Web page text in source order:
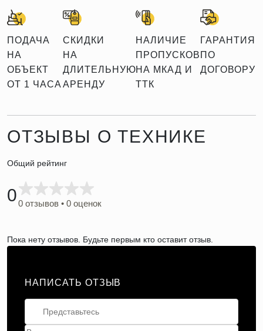
ПОДАЧА
НА
ОБЪЕКТ
ОТ 1 ЧАСА
СКИДКИ
НА
ДЛИТЕЛЬНУЮ
АРЕНДУ
НАЛИЧИЕ
ПРОПУСКОВ
НА МКАД И
ТТК
ГАРАНТИЯ
ПО
ДОГОВОРУ
ОТЗЫВЫ О ТЕХНИКЕ
Общий рейтинг
00 отзывов • 0 оценок
Пока нету отзывов. Будьте первым кто оставит отзыв.
НАПИСАТЬ ОТЗЫВ